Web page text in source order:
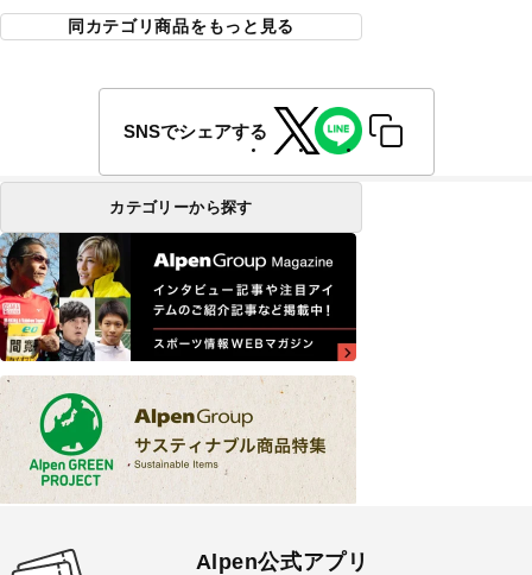
同カテゴリ商品をもっと見る
SNSでシェアする
カテゴリーから探す
Alpen公式アプリ